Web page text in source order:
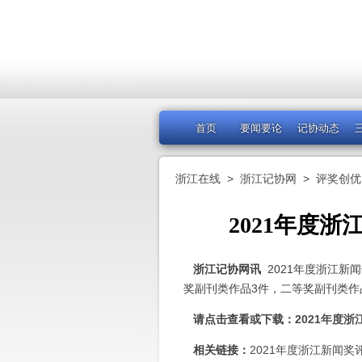
首页 要闻要论 记协动态
浙江在线 > 浙江记协网 > 评奖创优
2021年度浙
浙江记协网讯 2021年度浙江新
奖副刊类作品3件，二等奖副刊类
请点击查看或下载： 2021年度浙
相关链接： 2021年度浙江新闻奖